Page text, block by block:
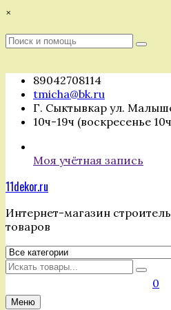
Перейти
содержимому
×
Поиск
Поиск
89042708114
tmicha@bk.ru
Г. Сыктывкар ул.
10ч-19ч (воскресенье
Моя учётная запись
11dekor.ru
Интернет-магазин
товаров
Искать
0
Меню